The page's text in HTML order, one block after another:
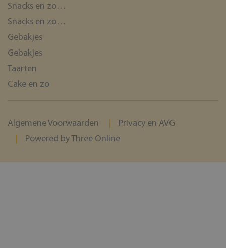
Snacks en zo…
Snacks en zo…
Gebakjes
Gebakjes
Taarten
Cake en zo
Algemene Voorwaarden
Privacy en AVG
Powered by Three Online